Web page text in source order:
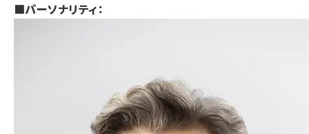
■パーソナリティ：